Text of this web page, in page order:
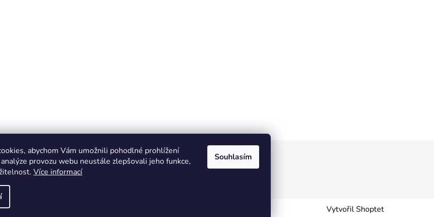
abychom Vám umožnili pohodlné prohlížení
provozu webu neustále zlepšovali jeho funkce,
Více informací
Souhlasím
Online marketing zajišťuje společnost X-VISION
Vytvořil Shoptet